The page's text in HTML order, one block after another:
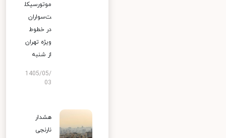
موتورسیکل
ت‌سواران
در خطوط
ویژه تهران
از شنبه
1405/05/
03
هشدار
نارنجی